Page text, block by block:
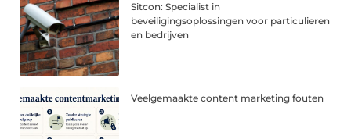
Sitcon: Specialist in
beveiligingsoplossingen voor particulieren
en bedrijven
Veelgemaakte content marketing fouten